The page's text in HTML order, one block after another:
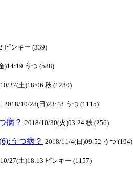
ピンキー (339)
)14:19 うつ (588)
27(土)18:06 秋 (1280)
2018/10/28(日)23:48 うつ (1115)
病？ 2018/10/30(火)03:24 秋 (256)
うつ病？ 2018/11/4(日)09:52 うつ (194)
27(土)18:13 ピンキー (1157)